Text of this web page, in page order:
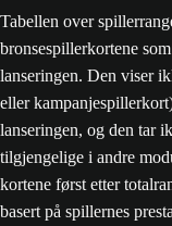
Tabellen over
bronsespillerkortene
lanseringen. Den viser
eller
lanseringen, og den tar
tilgjengelige i andre
kortene først etter
basert på spillernes